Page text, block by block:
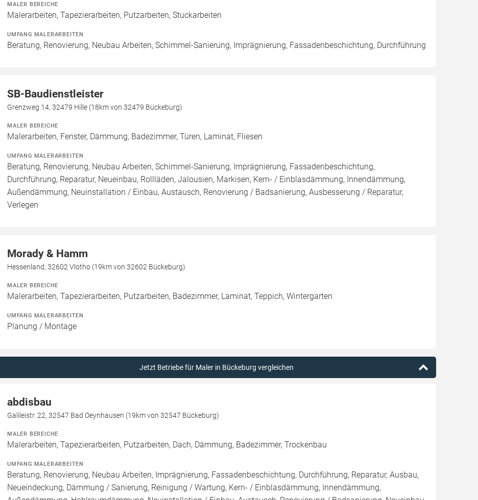
MALER BEREICHE
Malerarbeiten, Tapezierarbeiten, Putzarbeiten, Stuckarbeiten
UMFANG MALERARBEITEN
Beratung, Renovierung, Neubau Arbeiten, Schimmel-Sanierung, Imprägnierung, Fassadenbeschichtung, Durchführung
SB-Baudienstleister
Grenzweg 14, 32479 Hille (18km von 32479 Bückeburg)
MALER BEREICHE
Malerarbeiten, Fenster, Dämmung, Badezimmer, Türen, Laminat, Fliesen
UMFANG MALERARBEITEN
Beratung, Renovierung, Neubau Arbeiten, Schimmel-Sanierung, Imprägnierung, Fassadenbeschichtung,
Durchführung, Reparatur, Neueinbau, Rollläden, Jalousien, Markisen, Kern- / Einblasdämmung, Innendämmung,
Außendämmung, Neuinstallation / Einbau, Austausch, Renovierung / Badsanierung, Ausbesserung / Reparatur,
Verlegen
Morady & Hamm
Hessenland, 32602 Vlotho (19km von 32602 Bückeburg)
MALER BEREICHE
Malerarbeiten, Tapezierarbeiten, Putzarbeiten, Badezimmer, Laminat, Teppich, Wintergarten
UMFANG MALERARBEITEN
Planung / Montage
Jetzt Betriebe für Maler in Bückeburg vergleichen
abdisbau
Galileistr. 22, 32547 Bad Oeynhausen (19km von 32547 Bückeburg)
MALER BEREICHE
Malerarbeiten, Tapezierarbeiten, Putzarbeiten, Dach, Dämmung, Badezimmer, Trockenbau
UMFANG MALERARBEITEN
Beratung, Renovierung, Neubau Arbeiten, Imprägnierung, Fassadenbeschichtung, Durchführung, Reparatur, Ausbau,
Neueindeckung, Dämmung / Sanierung, Reinigung / Wartung, Kern- / Einblasdämmung, Innendämmung,